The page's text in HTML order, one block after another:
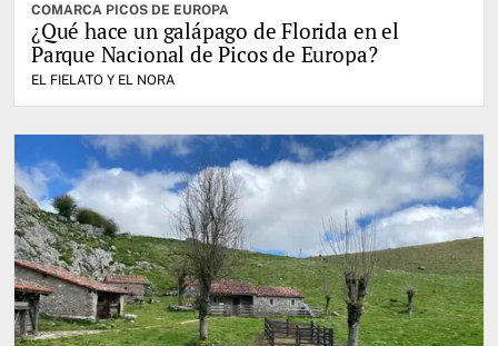
COMARCA PICOS DE EUROPA
¿Qué hace un galápago de Florida en el
Parque Nacional de Picos de Europa?
EL FIELATO Y EL NORA